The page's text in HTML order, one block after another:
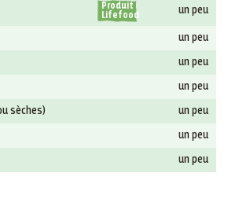
Produit
Lifefood
un peu
un peu
un peu
un peu
sèches) un peu
un peu
un peu